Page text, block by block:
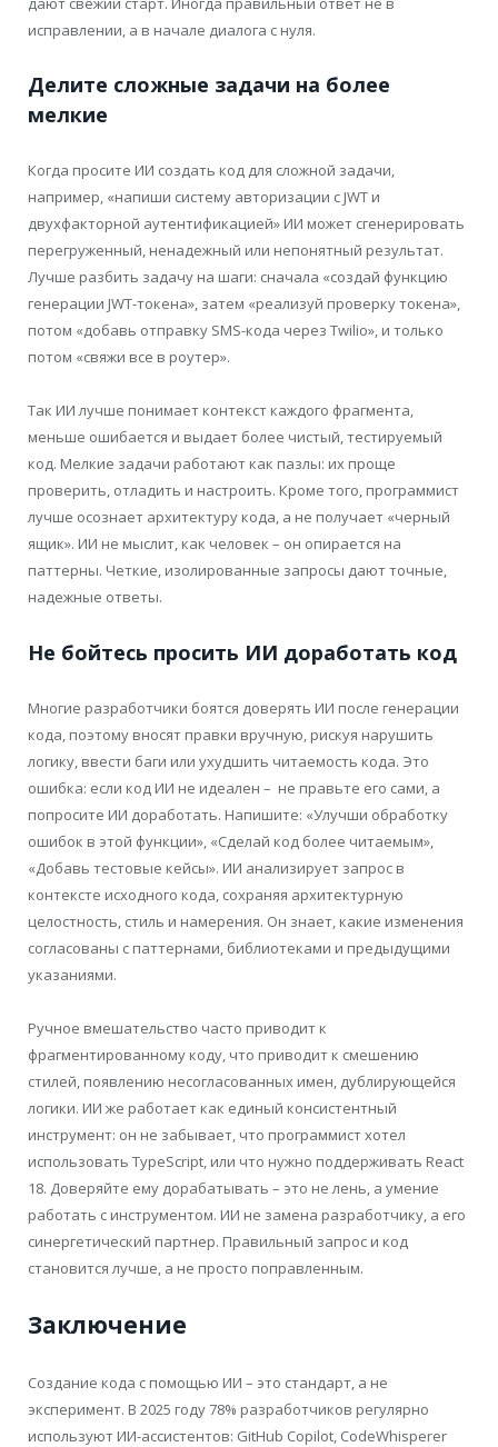
исправлении, а в начале диалога с нуля.
Делите сложные задачи на более
мелкие
Когда просите ИИ создать код для сложной задачи,
например, «напиши систему авторизации с JWT и
двухфакторной аутентификацией» ИИ может сгенерировать
перегруженный, ненадежный или непонятный результат.
Лучше разбить задачу на шаги: сначала «создай функцию
генерации JWT-токена», затем «реализуй проверку токена»,
потом «добавь отправку SMS-кода через Twilio», и только
потом «свяжи все в роутер».
Так ИИ лучше понимает контекст каждого фрагмента,
меньше ошибается и выдает более чистый, тестируемый
код. Мелкие задачи работают как пазлы: их проще
проверить, отладить и настроить. Кроме того, программист
лучше осознает архитектуру кода, а не получает «черный
ящик». ИИ не мыслит, как человек – он опирается на
паттерны. Четкие, изолированные запросы дают точные,
надежные ответы.
Не бойтесь просить ИИ доработать код
Многие разработчики боятся доверять ИИ после генерации
кода, поэтому вносят правки вручную, рискуя нарушить
логику, ввести баги или ухудшить читаемость кода. Это
ошибка: если код ИИ не идеален – не правьте его сами, а
попросите ИИ доработать. Напишите: «Улучши обработку
ошибок в этой функции», «Сделай код более читаемым»,
«Добавь тестовые кейсы». ИИ анализирует запрос в
контексте исходного кода, сохраняя архитектурную
целостность, стиль и намерения. Он знает, какие изменения
согласованы с паттернами, библиотеками и предыдущими
указаниями.
Ручное вмешательство часто приводит к
фрагментированному коду, что приводит к смешению
стилей, появлению несогласованных имен, дублирующейся
логики. ИИ же работает как единый консистентный
инструмент: он не забывает, что программист хотел
использовать TypeScript, или что нужно поддерживать React
18. Доверяйте ему дорабатывать – это не лень, а умение
работать с инструментом. ИИ не замена разработчику, а его
синергетический партнер. Правильный запрос и код
становится лучше, а не просто поправленным.
Заключение
Создание кода с помощью ИИ – это стандарт, а не
эксперимент. В 2025 году 78% разработчиков регулярно
используют ИИ-ассистентов: GitHub Copilot, CodeWhisperer